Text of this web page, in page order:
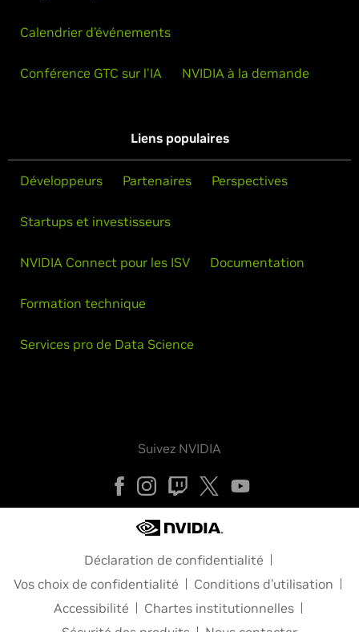
Calendrier d’événements
Conférence GTC sur l'IA NVIDIA à la demande
Liens populaires
Développeurs Partenaires Perspectives
Startups et investisseurs
NVIDIA Connect pour les ISV Documentation
Formation technique
Services pro de Data Science
Suivez NVIDIA
Déclaration de confidentialité
Vos choix de confidentialité
Conditions d’utilisation
Accessibilité
Chartes institutionnelles